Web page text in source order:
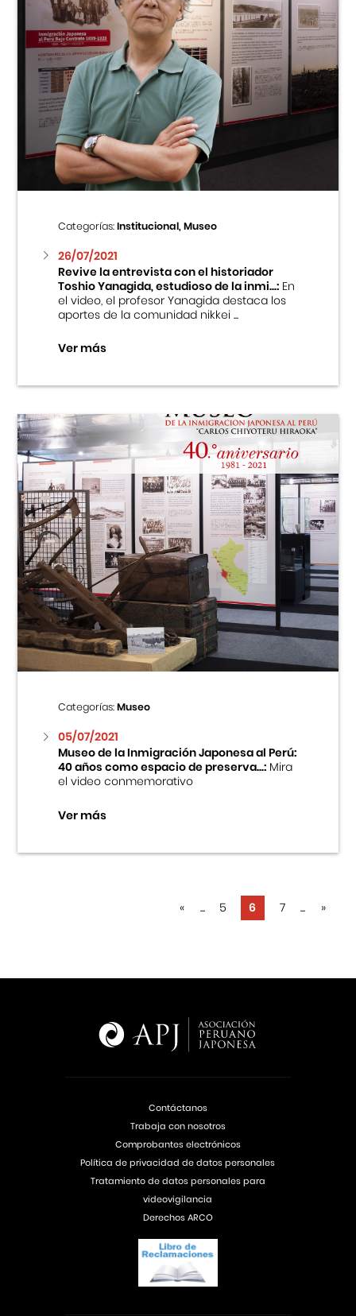
Categorías:Institucional, Museo
26/07/2021
Revive la entrevista con el historiador
Toshio Yanagida, estudioso de la inmi...:En
el video, el profesor Yanagida destaca los
aportes de la comunidad nikkei ...
Ver más
Categorías:Museo
05/07/2021
Museo de la Inmigración Japonesa al Perú:
40 años como espacio de preserva...:Mira
el video conmemorativo
Ver más
« ... 5 6 7 ... »
Contáctanos
Trabaja con nosotros
Comprobantes electrónicos
Política de privacidad de datos personales
Tratamiento de datos personales para
videovigilancia
Derechos ARCO